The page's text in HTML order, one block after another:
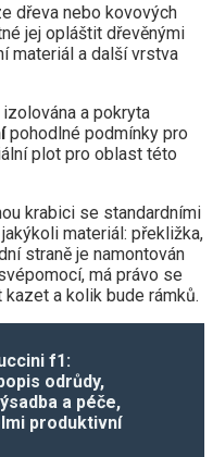
dřeva nebo kovových
jej opláštit dřevěnými
materiál a další vrstva
a pokryta
pohodlné podmínky pro
plot pro oblast této
krabici se standardními
materiál: překližka,
straně je namontován
má právo se
a kolik bude rámků.
f1:
odrůdy,
a péče,
produktivní